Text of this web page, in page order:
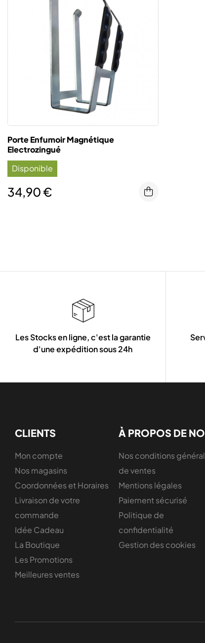
Porte Enfumoir Magnétique
Electrozingué
Disponible
34,90 €
Les Stocks en ligne, c'est la garantie
d'une expédition sous 24h
CLIENTS
Mon compte
Nos magasins
Coordonnées et Horaires
Livraison de votre
commande
Idée Cadeau
La Boutique
Les Promotions
Meilleures ventes
À PROPOS DE
Nos conditions
de ventes
Mentions légales
Paiement sécurisé
Politique de
confidentialité
Gestion des cookies